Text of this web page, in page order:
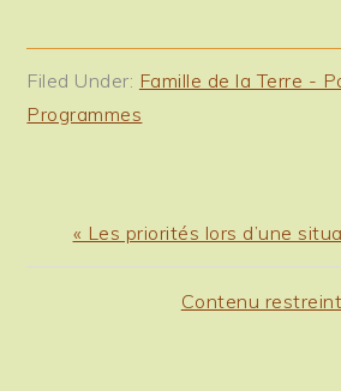
Filed Under: Famille de la Terre -
Programmes
Previous
Post:
« Les priorités lors d’une
Next
Contenu